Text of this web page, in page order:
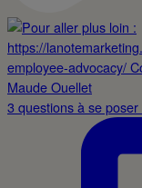
3 questions à se